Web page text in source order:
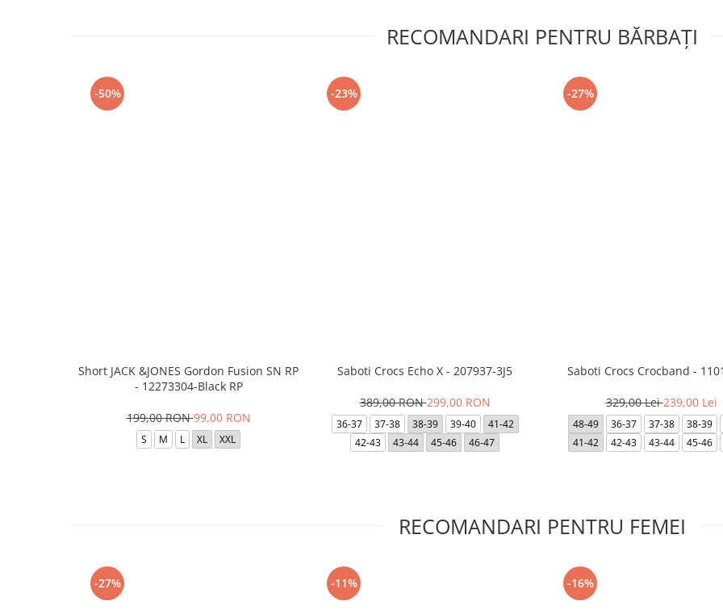
RECOMANDARI PENTRU BĂRBAŢI
-50%
Short JACK &JONES Gordon Fusion SN RP
- 12273304-Black RP
199,00 RON99,00 RON
S M L XL XXL
-23%
Saboti Crocs Echo X - 207937-3J5
389,00 RON299,00 RON
36-37 37-38 38-39 39-40
41-42
42-43
43-44 45-46 46-47
-27%
Saboti Crocs Crocband -
329,00 Lei239,00 Lei
48-49 36-37 37-38 38-39
41-42
42-43 43-44 45-46
RECOMANDARI PENTRU FEMEI
-27% -11% -16%